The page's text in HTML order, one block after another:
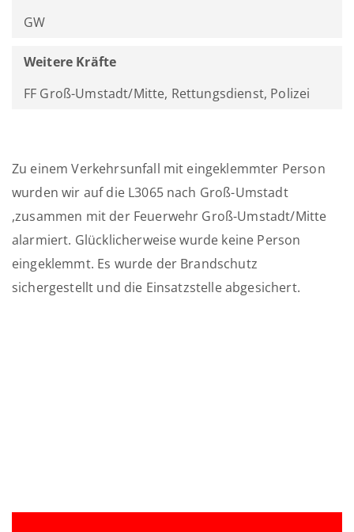
GW
Weitere Kräfte
FF Groß-Umstadt/Mitte, Rettungsdienst, Polizei
Zu einem Verkehrsunfall mit eingeklemmter Person
wurden wir auf die L3065 nach Groß-Umstadt
,zusammen mit der Feuerwehr Groß-Umstadt/Mitte
alarmiert. Glücklicherweise wurde keine Person
eingeklemmt. Es wurde der Brandschutz
sichergestellt und die Einsatzstelle abgesichert.